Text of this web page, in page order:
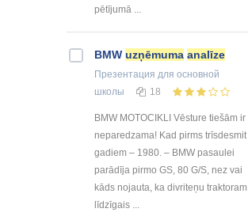
pētījumā ...
BMW uzņēmuma analīze
Презентация для основной
школы
18
BMW MOTOCIKLI Vēsture tiešām ir
neparedzama! Kad pirms trīsdesmit
gadiem – 1980. – BMW pasaulei
parādīja pirmo GS, 80 G/S, nez vai
kāds nojauta, ka divriteņu traktoram
līdzīgais ...